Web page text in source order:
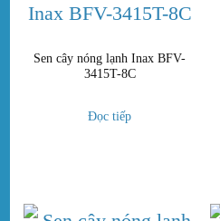
Sen cây nóng lạnh Inax BFV-
3415T-8C
Đọc tiếp